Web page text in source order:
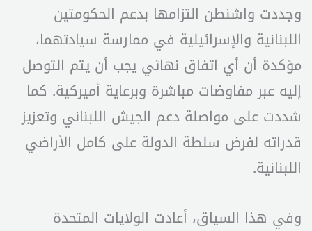
وجددت واشنطن التزامها بدعم الحكومتين
اللبنانية والإسرائيلية في ممارسة سيادتهما،
مؤكدة أن أي اتفاق نهائي يجب أن يتم التوصل
إليه عبر مفاوضات مباشرة وبرعاية أميركية. كما
شددت على مواصلة دعم الجيش اللبناني وتعزيز
قدراته لفرض سلطة الدولة على كامل الأراضي
اللبنانية.
وفي هذا السياق، أعادت الولايات المتحدة